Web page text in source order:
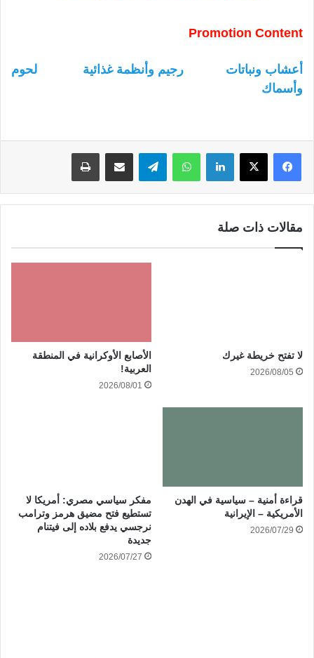
Promotion Content
أعشاب ونباتات رجيم وأنظمة غذائية
لحوم
وأسماك
لينكدإن واتساب
مقالات ذات صلة
لا تفتح خريطة غيرك
2026/08/05
الأصابع الأوكرانية في المنطقة
العربية!
2026/08/01
قراءة أمنية – سياسية في الهدن
الأمريكية – الإيرانية
2026/07/29
مفكر سياسي مصري: أمريكا لا
تستطيع فتح مضيق هرمز وترامب
نرجسي يدفع بلاده إلى فيتنام
جديدة
2026/07/27